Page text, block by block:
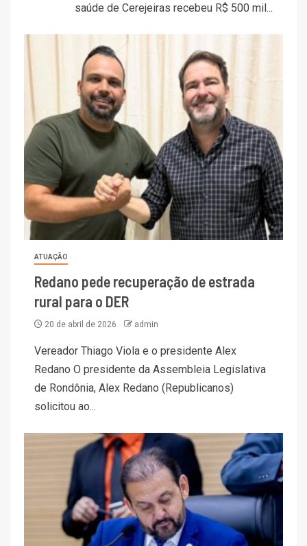
saúde de Cerejeiras recebeu R$ 500 mil...
ATUAÇÃO
Redano pede recuperação de estrada
rural para o DER
20 de abril de 2026 admin
Vereador Thiago Viola e o presidente Alex
Redano O presidente da Assembleia Legislativa
de Rondônia, Alex Redano (Republicanos)
solicitou ao...